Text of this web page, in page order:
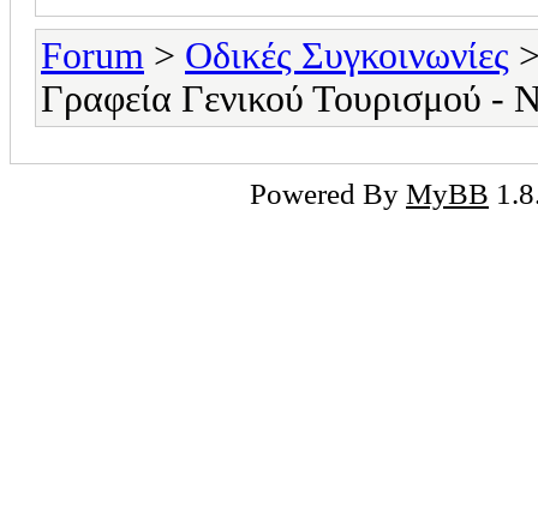
Forum > Οδικές Συγκοινωνίες
Γραφεία Γενικού Τουρισμού -
Powered By MyBB